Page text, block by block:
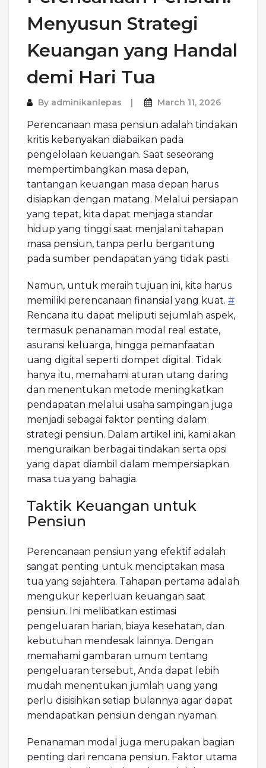
Menyusun Strategi
Keuangan yang Handal
demi Hari Tua
By adminikanlepas March 11, 2026
Perencanaan masa pensiun adalah tindakan
kritis kebanyakan diabaikan pada
pengelolaan keuangan. Saat seseorang
mempertimbangkan masa depan,
tantangan keuangan masa depan harus
disiapkan dengan matang. Melalui persiapan
yang tepat, kita dapat menjaga standar
hidup yang tinggi saat menjalani tahapan
masa pensiun, tanpa perlu bergantung
pada sumber pendapatan yang tidak pasti.
Namun, untuk meraih tujuan ini, kita harus
memiliki perencanaan finansial yang kuat. #
Rencana itu dapat meliputi sejumlah aspek,
termasuk penanaman modal real estate,
asuransi keluarga, hingga pemanfaatan
uang digital seperti dompet digital. Tidak
hanya itu, memahami aturan utang daring
dan menentukan metode meningkatkan
pendapatan melalui usaha sampingan juga
menjadi sebagai faktor penting dalam
strategi pensiun. Dalam artikel ini, kami akan
menguraikan berbagai tindakan serta opsi
yang dapat diambil dalam mempersiapkan
masa tua yang bahagia.
Taktik Keuangan untuk
Pensiun
Perencanaan pensiun yang efektif adalah
sangat penting untuk menciptakan masa
tua yang sejahtera. Tahapan pertama adalah
mengukur keperluan keuangan saat
pensiun. Ini melibatkan estimasi
pengeluaran harian, biaya kesehatan, dan
kebutuhan mendesak lainnya. Dengan
memahami gambaran umum tentang
pengeluaran tersebut, Anda dapat lebih
mudah menentukan jumlah uang yang
perlu disisihkan setiap bulannya agar dapat
mendapatkan pensiun dengan nyaman.
Penanaman modal juga merupakan bagian
penting dari rencana pensiun. Faktor utama